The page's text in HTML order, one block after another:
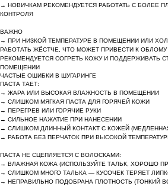
→ НОВИЧКАМ РЕКОМЕНДУЕТСЯ РАБОТАТЬ С БОЛЕЕ
КОНТРОЛЯ
ВАЖНО
→ ПРИ НИЗКОЙ ТЕМПЕРАТУРЕ В ПОМЕЩЕНИИ ИЛИ
РАБОТАТЬ ЖЁСТЧЕ, ЧТО МОЖЕТ ПРИВЕСТИ К
РЕКОМЕНДУЕТСЯ СОГРЕТЬ КОЖУ И ПОДДЕРЖИВАТЬ
ПОМЕЩЕНИИ
ЧАСТЫЕ ОШИБКИ В ШУГАРИНГЕ
ПАСТА ТАЕТ:
→ ЖАРА ИЛИ ВЫСОКАЯ ВЛАЖНОСТЬ В ПОМЕЩЕНИИ
→ СЛИШКОМ МЯГКАЯ ПАСТА ДЛЯ ГОРЯЧЕЙ КОЖИ
→ ПЕРЕГРЕВ ИЛИ ГОРЯЧИЕ РУКИ
→ СИЛЬНОЕ НАЖАТИЕ ПРИ НАНЕСЕНИИ
→ СЛИШКОМ ДЛИННЫЙ КОНТАКТ С КОЖЕЙ
→ РАБОТА БЕЗ ПЕРЧАТОК ПРИ ВЫСОКОЙ
ПАСТА НЕ СЦЕПЛЯЕТСЯ С ВОЛОСКАМИ:
→ ВЛАЖНАЯ КОЖА (ИСПОЛЬЗУЙТЕ ТАЛЬК, ХОРОШО
→ СЛИШКОМ МНОГО ТАЛЬКА — КУСОЧЕК ТЕРЯЕТ
→ НЕПРАВИЛЬНО ПОДОБРАНА ПЛОТНОСТЬ (ТОНКИЙ